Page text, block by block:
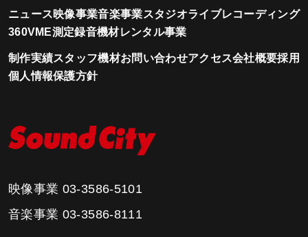
ニュース映像事業音楽事業スタジオライブレコーディング
360VME測定録音機材レンタル事業
制作実績スタッフ機材お問い合わせアクセス会社概要採用
個人情報保護方針
映像事業 03-3586-5101
音楽事業 03-3586-8111